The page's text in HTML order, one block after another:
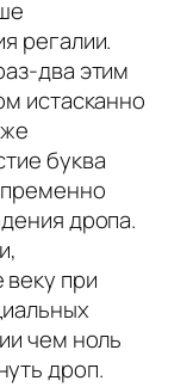
регалии.
два этим
истасканно
буква
дропа.
при
чем ноль
дроп.